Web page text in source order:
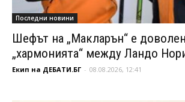
Последни новини
Шефът на „Макларън“ е
„хармонията“ между Ландо
Екип на ДЕБАТИ.БГ - 08.08.2026, 12:41